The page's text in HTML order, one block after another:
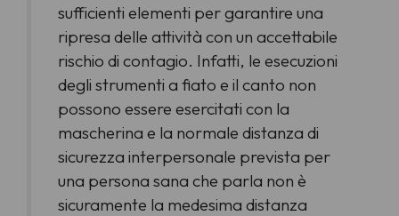
sufficienti elementi per garantire una
ripresa delle attività con un accettabile
rischio di contagio. Infatti, le esecuzioni
degli strumenti a fiato e il canto non
possono essere esercitati con la
mascherina e la normale distanza di
sicurezza interpersonale prevista per
una persona sana che parla non è
sicuramente la medesima distanza